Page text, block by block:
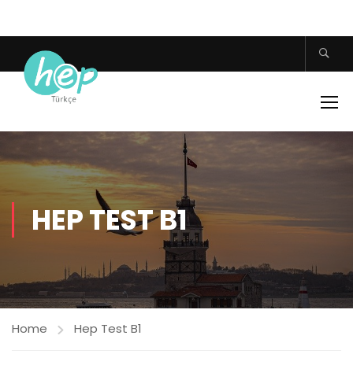
HEP TEST B1
Home Hep Test B1